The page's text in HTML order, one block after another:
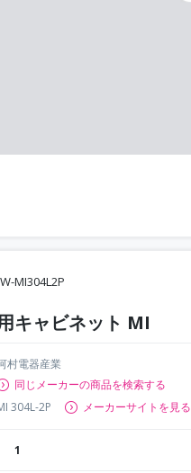
MI304L2P
キャビネット MI
村電器産業
同じメーカーの商品を検索する
304L-2P メーカーサイトを見る
1